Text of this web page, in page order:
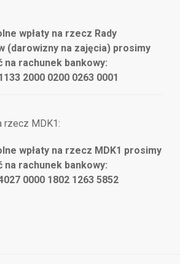
wpłaty na rzecz Rady
(darowizny na zajęcia) prosimy
na rachunek bankowy:
2000 0200 0263 0001
rzecz MDK1:
wpłaty na rzecz MDK1 prosimy
na rachunek bankowy:
0000 1802 1263 5852